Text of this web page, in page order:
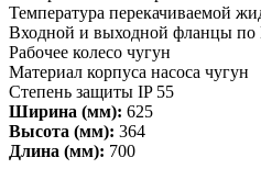
Температура перекачиваемой
Входной и выходной фланцы по
Рабочее колесо чугун
Материал корпуса насоса чугун
Степень защиты IP 55
Ширина (мм): 625
Высота (мм): 364
Длина (мм): 700